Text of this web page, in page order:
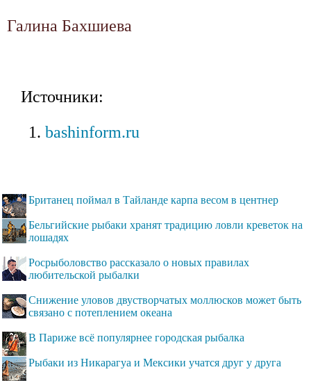
Галина Бахшиева
Источники:
bashinform.ru
Британец поймал в Тайланде карпа весом в центнер
Бельгийские рыбаки хранят традицию ловли креветок на
лошадях
Росрыболовство рассказало о новых правилах
любительской рыбалки
Снижение уловов двустворчатых моллюсков может быть
связано с потеплением океана
В Париже всё популярнее городская рыбалка
Рыбаки из Никарагуа и Мексики учатся друг у друга